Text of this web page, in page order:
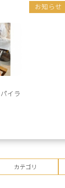
お知らせ
イラ
カテゴリ